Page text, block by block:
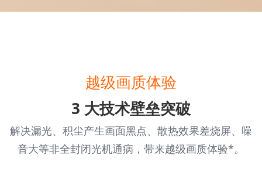
越级画质体验
3 大技术壁垒突破
解决漏光、积尘产生画面黑点、散热效果差烧屏、噪
音大等非全封闭光机通病，带来越级画质体验*。